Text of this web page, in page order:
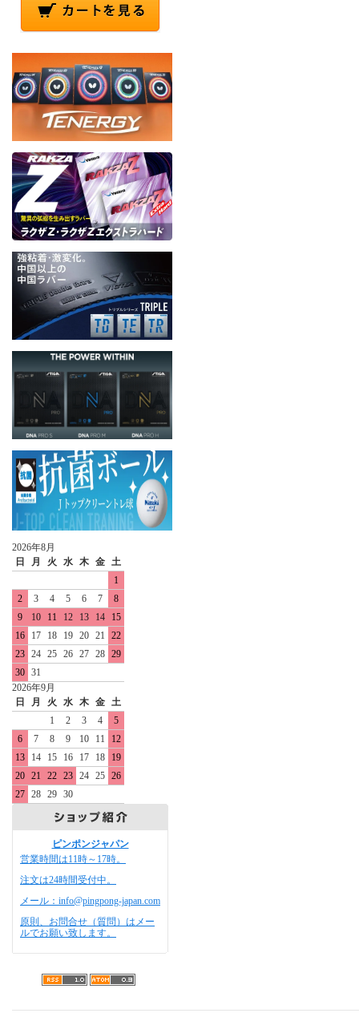
2026年8月
日
月 火 水 木 金 土
1
2
3 4 5 6 7
8
9
10 11 12 13 14
15
16
17 18 19 20 21
22
23 24 25 26 27 28 29
30 31
2026年9月
日
月 火 水 木 金 土
1
2 3 4
5
6
7 8 9 10 11
12
13
14 15 16 17 18
19
20 21 22 23 24 25 26
27 28 29 30
ピンポンジャパン
営業時間は11時～17時。
注文は24時間受付中。
メール：info@pingpong-japan.com
原則、お問合せ（質問）はメー
ルでお願い致します。